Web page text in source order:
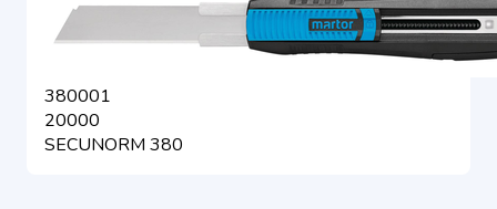
380001
20000
SECUNORM 380